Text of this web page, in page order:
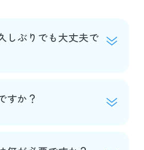
しぶりでも大丈夫で
すか？